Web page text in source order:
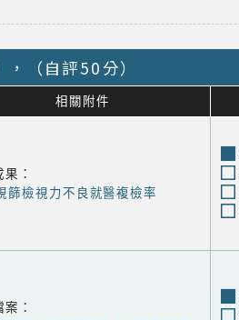
（自評50分）
相關附件
：
篩檢視力不良就醫複檢率
：